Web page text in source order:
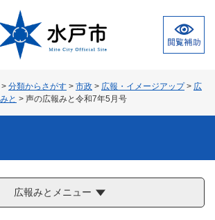
> 分類からさがす > 市政 > 広報・イメージアップ > 広
と > 声の広報みと令和7年5月号
広報みとメニュー